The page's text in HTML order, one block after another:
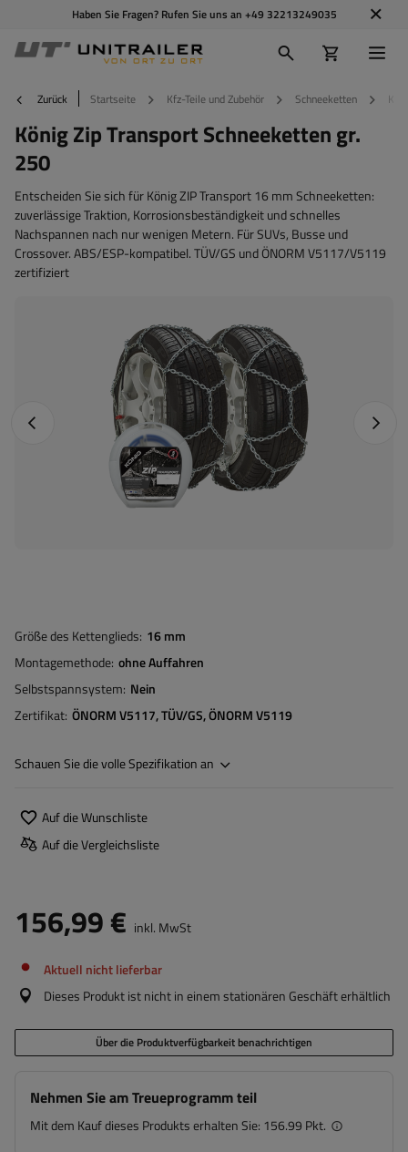
Haben Sie Fragen? Rufen Sie uns an +49 32213249035
Zurück Startseite Kfz-Teile und Zubehör Schneeketten
König Zip Transport Schneeketten gr.
250
Entscheiden Sie sich für König ZIP Transport 16 mm Schneeketten:
zuverlässige Traktion, Korrosionsbeständigkeit und schnelles
Nachspannen nach nur wenigen Metern. Für SUVs, Busse und
Crossover. ABS/ESP-kompatibel. TÜV/GS und ÖNORM V5117/V5119
zertifiziert
Vorheriges Foto
Größe des Kettenglieds 16 mm
Montagemethode ohne Auffahren
Selbstspannsystem Nein
Zertifikat ÖNORM V5117 TÜV/GS ÖNORM V5119
Schauen Sie die volle Spezifikation an
Auf die Wunschliste
Auf die Vergleichsliste
156,99 € inkl. MwSt
Aktuell nicht lieferbar
Dieses Produkt ist nicht in einem stationären Geschäft erhältlich
Über die Produktverfügbarkeit benachrichtigen
Nehmen Sie am Treueprogramm teil
Mit dem Kauf dieses Produkts erhalten Sie: 156.99 Pkt.